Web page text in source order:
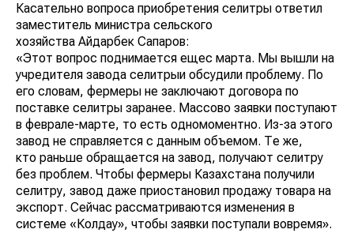
Касательно вопроса приобретения селитры ответил
заместитель министра сельского
хозяйства Айдарбек Сапаров:
«Этот вопрос поднимается ещес марта. Мы вышли на
учредителя завода селитрыи обсудили проблему. По
его словам, фермеры не заключают договора по
поставке селитры заранее. Массово заявки поступают
в феврале-марте, то есть одномоментно. Из-за этого
завод не справляется с данным объемом. Те же,
кто раньше обращается на завод, получают селитру
без проблем. Чтобы фермеры Казахстана получили
селитру, завод даже приостановил продажу товара на
экспорт. Сейчас рассматриваются изменения в
системе «Колдау», чтобы заявки поступали вовремя».